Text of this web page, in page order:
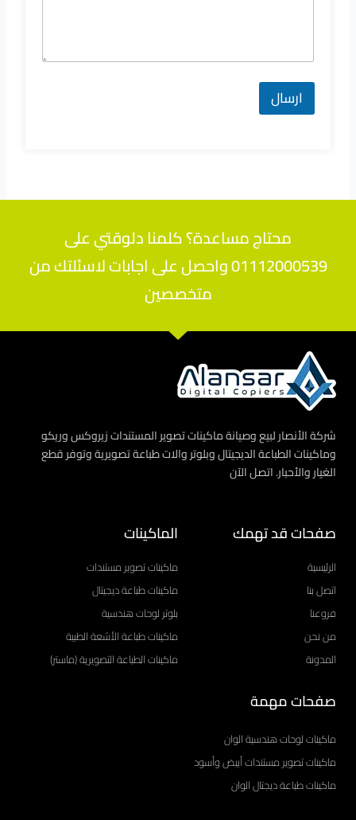
ارسال
محتاج مساعدة؟ كلمنا دلوقتي على
01112000539 واحصل على اجابات لاسئلتك من
متخصصين
شركة الأنصار لبيع وصيانة ماكينات تصوير المستندات زيروكس وريكو
وماكينات الطباعة الديجيتال وبلوتر والات طباعة تصويرية وتوفر قطع
الغيار والأحبار. اتصل الآن
صفحات قد تهمك
الرئيسية
اتصل بنا
فروعنا
من نحن
المدونة
الماكينات
ماكينات تصوير مستندات
ماكينات طباعة ديجيتال
بلوتر لوحات هندسية
ماكينات طباعة الأشعة الطبية
ماكينات الطباعة التصويرية (ماستر)
صفحات مهمة
ماكينات لوحات هندسية الوان
ماكينات تصوير مستندات أبيض وأسود
ماكينات طباعة ديجتال الوان